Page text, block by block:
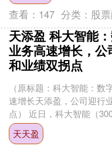
查看： 147 分类： 股
天添盈 科大智能
业务高速增长，公
和业绩双拐点
（原标题：科大智能：数
速增长天添盈，公司迎行
点） 近日，科大智能（
布2024年年度报告及2025
告。据公....
天天盈